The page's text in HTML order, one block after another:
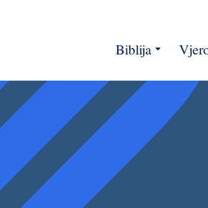
Biblija